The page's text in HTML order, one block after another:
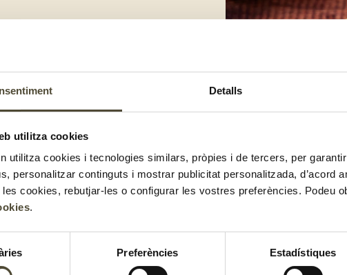
Detalls
utilitza cookies
utilitza cookies i tecnologies similars, pròpies i de tercers, per
personalitzar continguts i mostrar publicitat personalitzada, d’acord
cookies, rebutjar-les o configurar les vostres preferències. Podeu
.
Preferències Estadístiques
paper de forn i punxa-la per evitar que
els espàrrecs tallats i els daus de pernil
uns 20-25 minuts o fins que la pasta de full
el tomàquet sec i posa-hi un raig d’oli